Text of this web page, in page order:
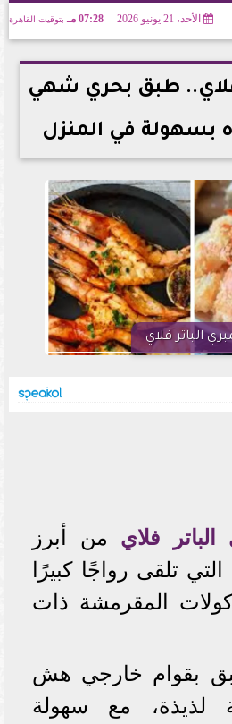
الأحد، 21 يونيو 2026 07:28 مـ بتوقيت القاهرة
فلاي.. طبق بحري شهي
بسهولة في المنزل
الباتر فلاي
الباتر فلاي من أبرز
التي تلقى رواجًا كبيرًا
المقرمشة ذات
بقوام خارجي هش
لذيذة، مع سهولة